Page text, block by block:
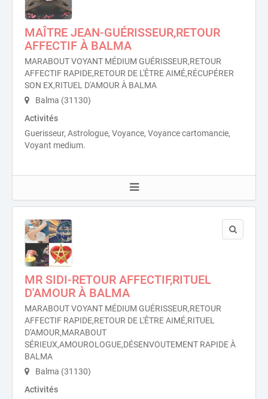
MAÎTRE JEAN-GUÉRISSEUR,RETOUR
AFFECTIF À BALMA
MARABOUT VOYANT MÉDIUM GUÉRISSEUR,RETOUR
AFFECTIF RAPIDE,RETOUR DE L'ÊTRE AIMÉ,RÉCUPÉRER
SON EX,RITUEL D'AMOUR À BALMA
Balma (31130)
Activités
Guerisseur, Astrologue, Voyance, Voyance cartomancie,
Voyant medium.
MR SIDI-RETOUR AFFECTIF,RITUEL
D'AMOUR À BALMA
MARABOUT VOYANT MÉDIUM GUÉRISSEUR,RETOUR
AFFECTIF RAPIDE,RETOUR DE L'ÊTRE AIMÉ,RITUEL
D'AMOUR,MARABOUT
SÉRIEUX,AMOUROLOGUE,DÉSENVOUTEMENT RAPIDE À
BALMA
Balma (31130)
Activités